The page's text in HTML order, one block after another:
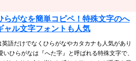
らがなを簡単コピペ！特殊文字のへ
ャル文字フォントも人気
英語だけでなくひらがなやカタカナも人気があり
いひらがなは『へた字』と呼ばれる特殊文字で、